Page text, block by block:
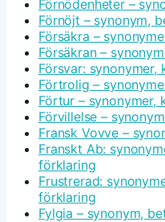
Förnödenheter –
Förnöjt – synonym,
Försäkra –
Försäkran –
Försvar:
Förtrolig –
Förtur – synonymer,
Förvillelse –
Fransk Vovve –
Franskt Ab:
förklaring
Frustrerad:
förklaring
Fylgia – synonym,